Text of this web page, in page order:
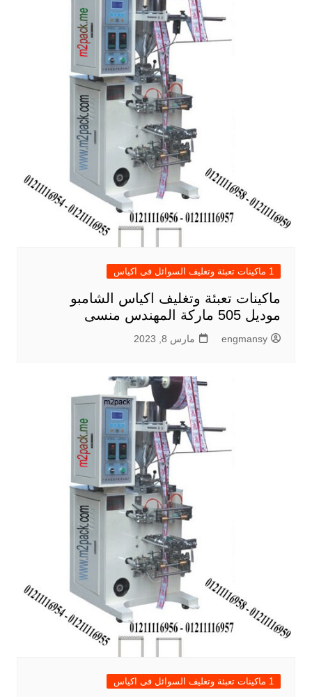
1 ماكينات تعبئة وتغليف السوائل فى اكياس
ماكينات تعبئة وتغليف اكياس الشامبو
موديل 505 ماركة المهندس منسى
engmansy مارس 8, 2023
1 ماكينات تعبئة وتغليف السوائل فى اكياس